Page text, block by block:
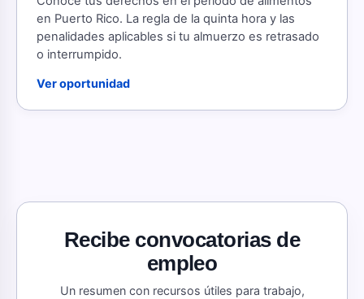
en Puerto Rico. La regla de la quinta hora y las
penalidades aplicables si tu almuerzo es retrasado
o interrumpido.
Ver oportunidad
Recibe convocatorias de
empleo
Un resumen con recursos útiles para trabajo,